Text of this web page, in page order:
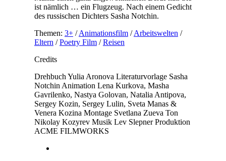
ist nämlich … ein Flugzeug. Nach einem Gedicht
des russischen Dichters Sasha Notchin.
Themen: 3+/Animationsfilm/Arbeitswelten /
Eltern /Poetry Film/Reisen
Credits
Drehbuch Yulia Aronova Literaturvorlage Sasha
Notchin Animation Lena Kurkova, Masha
Gavrilenko, Nastya Golovan, Natalia Antipova,
Sergey Kozin, Sergey Lulin, Sveta Manas &
Venera Kozina Montage Svetlana Zueva Ton
Nikolay Kozyrev Musik Lev Slepner Produktion
ACME FILMWORKS